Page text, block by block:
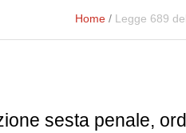
Home / Legge 689
sesta penale,